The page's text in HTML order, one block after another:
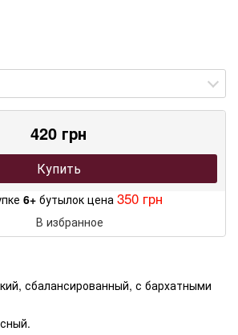
420 грн
Купить
6+ бутылок цена 350 грн
В избранное
сбалансированный, с бархатными